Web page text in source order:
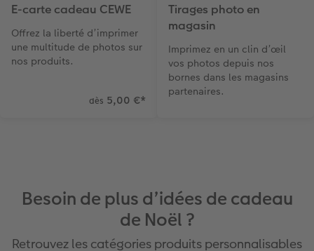
E-carte cadeau CEWE
Offrez la liberté d’imprimer
une multitude de photos sur
nos produits.
dès 5,00 €*
Tirages photo en
magasin
Imprimez en un clin d’œil
vos photos depuis nos
bornes dans les magasins
partenaires.
Besoin de plus d’idées de cadeau
de Noël ?
Retrouvez les catégories produits personnalisables